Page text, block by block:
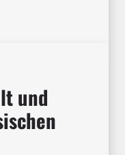
des Weins
und